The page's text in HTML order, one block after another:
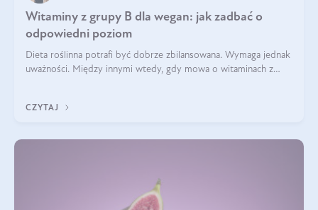
Witaminy z grupy B dla wegan: jak zadbać o
odpowiedni poziom
Dieta roślinna potrafi być dobrze zbilansowana. Wymaga jednak
uważności. Między innymi wtedy, gdy mowa o witaminach z
CZYTAJ